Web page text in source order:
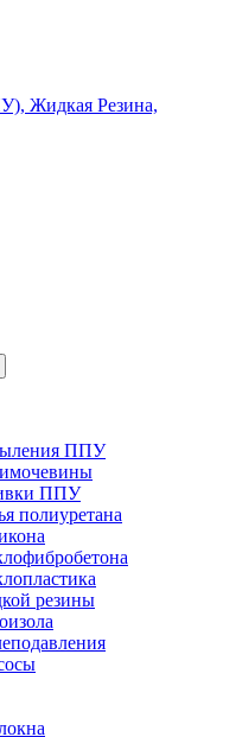
ППУ
ППУ
полиуретана
резины